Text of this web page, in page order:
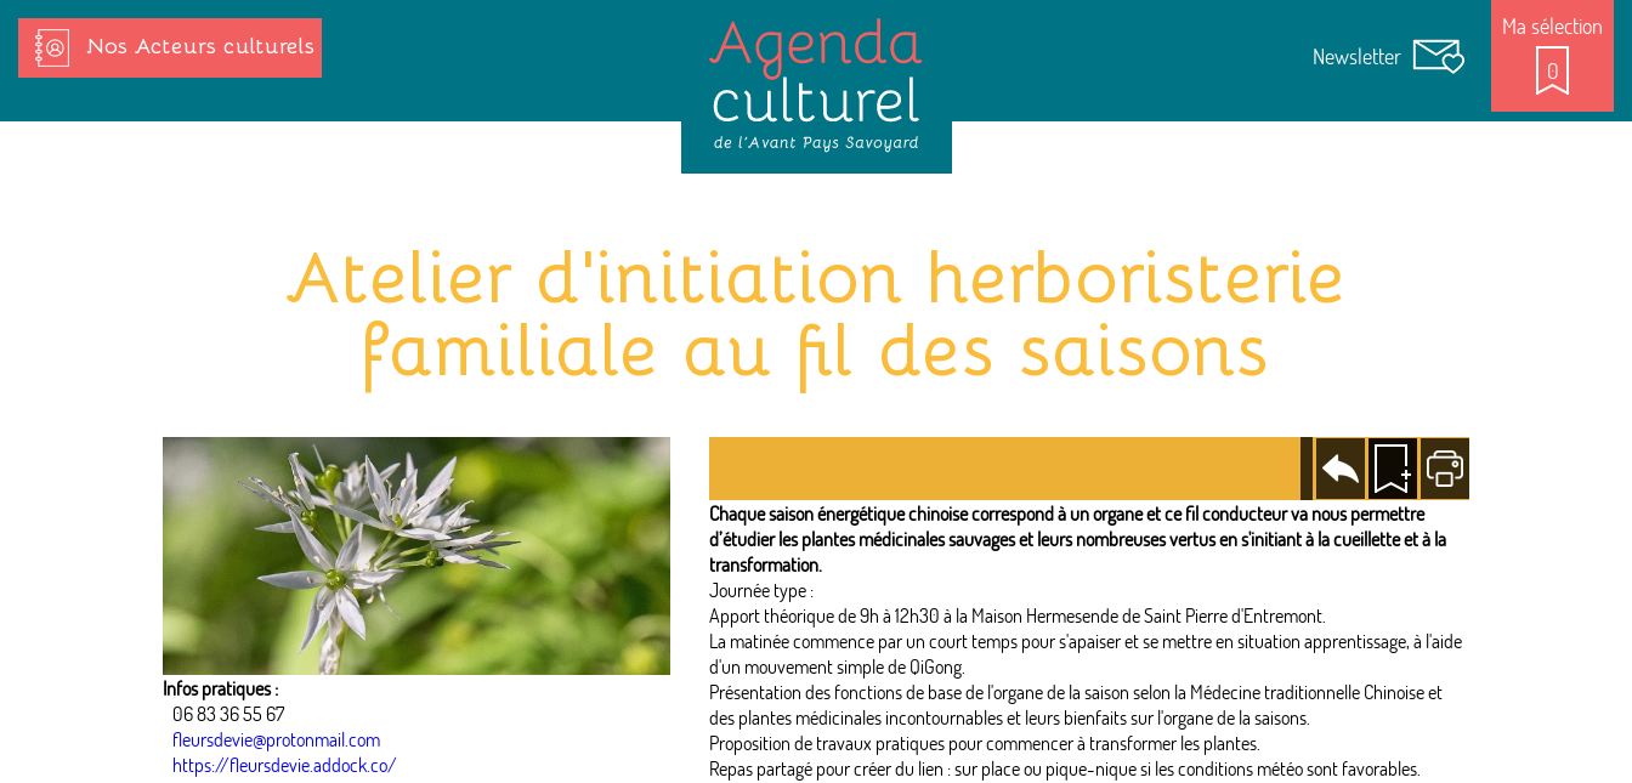
Nos Acteurs culturels Newsletter
Ma sélection
0
Atelier d'initiation herboristerie
familiale au fil des saisons
Infos pratiques :
06 83 36 55 67
fleursdevie@protonmail.com
https://fleursdevie.addock.co/
Revenir
à la
page
Ajouter
à la
sélection
Imprimer
Chaque saison énergétique chinoise correspond à un organe et ce fil conducteur va nous permettre
d’étudier les plantes médicinales sauvages et leurs nombreuses vertus en s'initiant à la cueillette et à la
transformation.
Journée type :
Apport théorique de 9h à 12h30 à la Maison Hermesende de Saint Pierre d'Entremont.
La matinée commence par un court temps pour s'apaiser et se mettre en situation apprentissage, à l'aide
d'un mouvement simple de QiGong.
Présentation des fonctions de base de l'organe de la saison selon la Médecine traditionnelle Chinoise et
des plantes médicinales incontournables et leurs bienfaits sur l'organe de la saisons.
Proposition de travaux pratiques pour commencer à transformer les plantes.
Repas partagé pour créer du lien : sur place ou pique-nique si les conditions météo sont favorables.